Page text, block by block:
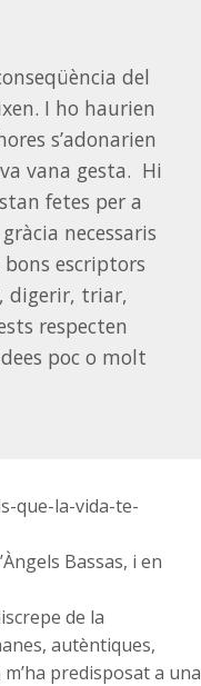
del
I ho haurien
s’adonarien
vana gesta. Hi
fetes per a
necessaris
escriptors
digerir, triar,
respecten
poc o molt
que-la-vida-te-
Bassas, i en
de la
autèntiques,
predisposat a una